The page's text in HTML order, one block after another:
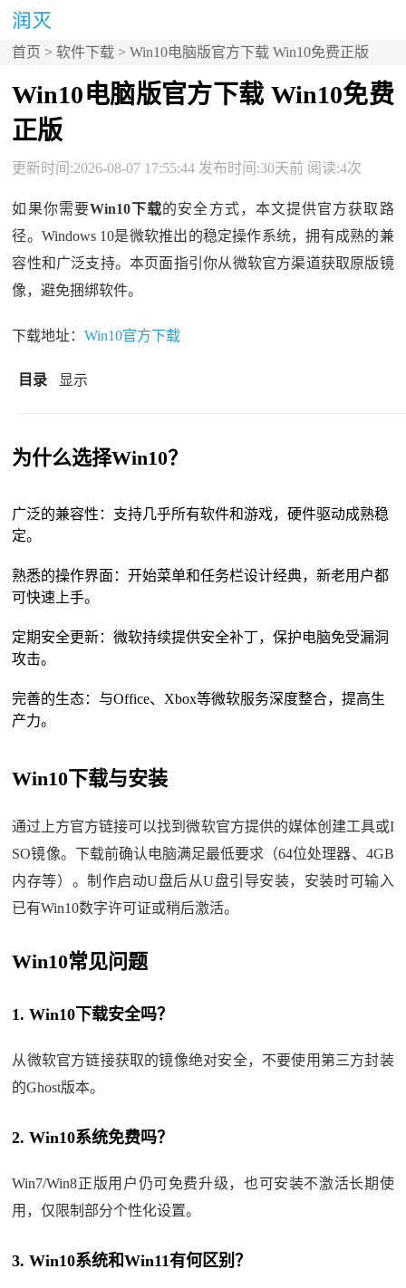
首页 >软件下载 > Win10电脑版官方下载 Win10免费正版
Win10电脑版官方下载 Win10免费
正版
更新时间:2026-08-07 17:55:44 发布时间:30天前 阅读:4次
如果你需要Win10下载的安全方式，本文提供官方获取路
径。Windows 10是微软推出的稳定操作系统，拥有成熟的兼
容性和广泛支持。本页面指引你从微软官方渠道获取原版镜
像，避免捆绑软件。
下载地址：Win10官方下载
目录 显示
为什么选择Win10？
广泛的兼容性：支持几乎所有软件和游戏，硬件驱动成熟稳
定。
熟悉的操作界面：开始菜单和任务栏设计经典，新老用户都
可快速上手。
定期安全更新：微软持续提供安全补丁，保护电脑免受漏洞
攻击。
完善的生态：与Office、Xbox等微软服务深度整合，提高生
产力。
Win10下载与安装
通过上方官方链接可以找到微软官方提供的媒体创建工具或I
SO镜像。下载前确认电脑满足最低要求（64位处理器、4GB
内存等）。制作启动U盘后从U盘引导安装，安装时可输入
已有Win10数字许可证或稍后激活。
Win10常见问题
1. Win10下载安全吗？
从微软官方链接获取的镜像绝对安全，不要使用第三方封装
的Ghost版本。
2. Win10系统免费吗？
Win7/Win8正版用户仍可免费升级，也可安装不激活长期使
用，仅限制部分个性化设置。
3. Win10系统和Win11有何区别？